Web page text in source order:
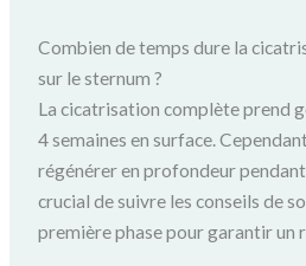
Combien de temps dure la
sur le sternum ?
La cicatrisation complète prend
4 semaines en surface.
régénérer en profondeur
crucial de suivre les conseils de
première phase pour garantir un